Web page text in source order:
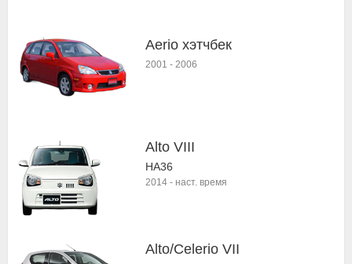
Aerio хэтчбек
2001 - 2006
Alto VIII
HA36
2014 - наст. время
Alto/Celerio VII